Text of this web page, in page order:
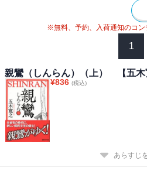
※無料、予約、入荷通知のコン
1
親鸞（しんらん）（上） 【五木
¥836 (税込)
あらすじ